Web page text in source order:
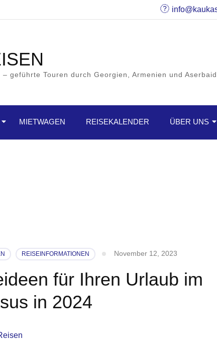
geführte Touren durch Georgien, Armenien und
MIETWAGEN REISEKALENDER ÜBER UNS
REISEINFORMATIONEN November 12, 2023
für Ihren Urlaub im
in 2024